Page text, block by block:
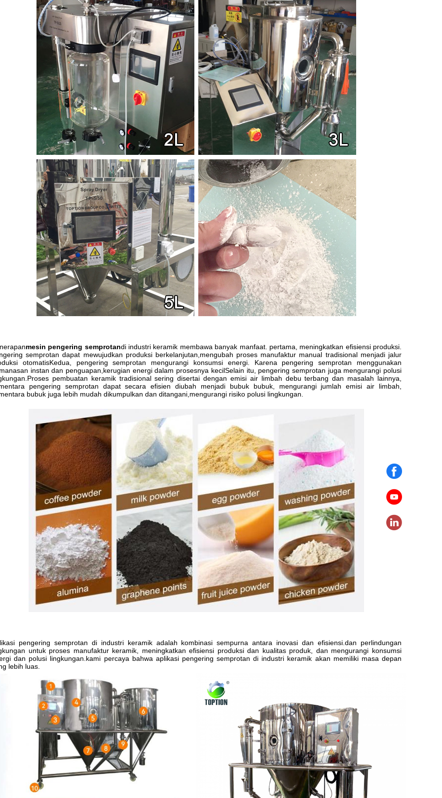
mesin pengering semprotandi industri keramik membawa banyak manfaat. pertama, meningkatkan efisiensi produksi.
semprotan dapat mewujudkan produksi berkelanjutan,mengubah proses manufaktur manual tradisional menjadi jalur
otomatisKedua, pengering semprotan mengurangi konsumsi energi. Karena pengering semprotan menggunakan
instan dan penguapan,kerugian energi dalam prosesnya kecilSelain itu, pengering semprotan juga mengurangi polusi
pembuatan keramik tradisional sering disertai dengan emisi air limbah debu terbang dan masalah lainnya,
pengering semprotan dapat secara efisien diubah menjadi bubuk bubuk, mengurangi jumlah emisi air limbah,
bubuk juga lebih mudah dikumpulkan dan ditangani,mengurangi risiko polusi lingkungan.
pengering semprotan di industri keramik adalah kombinasi sempurna antara inovasi dan efisiensi.dan perlindungan
untuk proses manufaktur keramik, meningkatkan efisiensi produksi dan kualitas produk, dan mengurangi konsumsi
dan polusi lingkungan.kami percaya bahwa aplikasi pengering semprotan di industri keramik akan memiliki masa depan
lebih luas.